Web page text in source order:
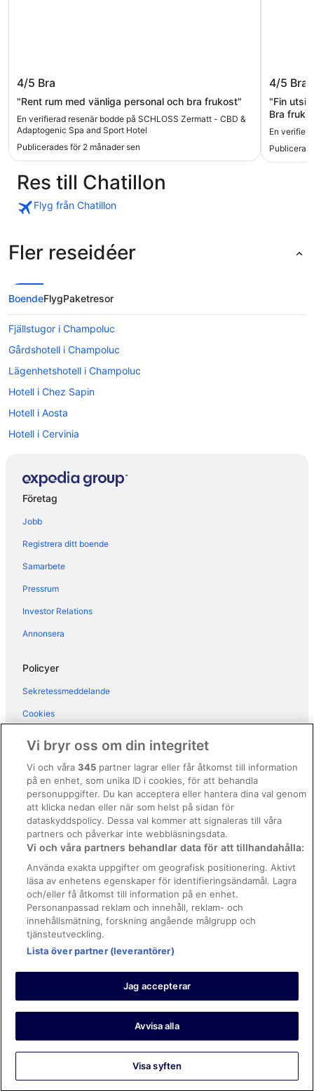
SCHLOSS Zermatt - CBD &
Adaptogenic Spa and Sport Hotel
4/5 Bra
"Rent rum med vänliga personal och bra frukost"
En verifierad resenär bodde på SCHLOSS Zermatt - CBD &
Adaptogenic Spa and Sport Hotel
Publicerades för 2 månader sen
Hotel
4/5 Bra
"Fin
Bra
En
Res till Chatillon
Flyg från Chatillon
Fler reseidéer
BoendeFlygPaketresor
Fjällstugor i Champoluc
Gårdshotell i Champoluc
Lägenhetshotell i Champoluc
Hotell i Chez Sapin
Hotell i Aosta
Hotell i Cervinia
Hotell i Chef-Lieu
Hotell i Cogne
Hotell i Fenis
Hotell i Gaby
Hotell i Pollein
Hotell i Senin
Hotell i Valtournenche
Hotell i Vollon
Hotell i La Comba
Hotell i Plout
Hotell i Surpian
3-Stjärniga hotell i Champoluc
B&B i Valle d'Aosta
Gårdshotell i Valle d'Aosta
Pensionat i Valle d'Aosta
Vandrarhem i Valle d'Aosta
Hotell i Valle d'Aosta
Town Houses i Valle d'Aosta
Företag
Jobb
Registrera ditt boende
Samarbete
Pressrum
Investor Relations
Annonsera
Policyer
Sekretessmeddelande
Cookies
Regler och villkor för Vrbo
Tillgänglighetsanpassning
Juridisk information/Kontakta oss
Riktlinjer för innehåll och anmäla innehåll
Hjälp
Kontakta oss
Avboka eller ändra din bokning
Boka ett flyg med flygbolagskredit
Återbetalningsprocess och tidslinjer
© 2026 Expedia, Inc., ett företag inom Expedia Group.
https://www.expediagroup.com/ Med ensamrätt. MrJet är ett
varumärke eller registrerat varumärke som tillhör Expedia, Inc.
Vi bryr oss om din integritet
Vi och våra345 partner lagrar eller får åtkomst till information
på en enhet, som unika ID i cookies, för att behandla
personuppgifter. Du kan acceptera eller hantera dina val genom
att klicka nedan eller när som helst på sidan för
dataskyddspolicy. Dessa val kommer att signaleras till våra
partners och påverkar inte webbläsningsdata.
Vi och våra partners behandlar data för att tillhandahålla:
Använda exakta uppgifter om geografisk positionering. Aktivt
läsa av enhetens egenskaper för identifieringsändamål. Lagra
och/eller få åtkomst till information på en enhet.
Personanpassad reklam och innehåll, reklam- och
innehållsmätning, forskning angående målgrupp och
tjänsteutveckling.
Lista över partner (leverantörer)
Jag accepterar
Avvisa alla
Visa syften